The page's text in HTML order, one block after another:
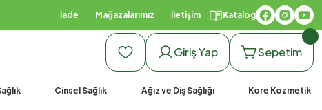
İade Mağazalarımız İletişim Katalog
Giriş Yap Sepetim
Cinsel Sağlık Ağız ve Diş Sağlığı Kore Kozmetik